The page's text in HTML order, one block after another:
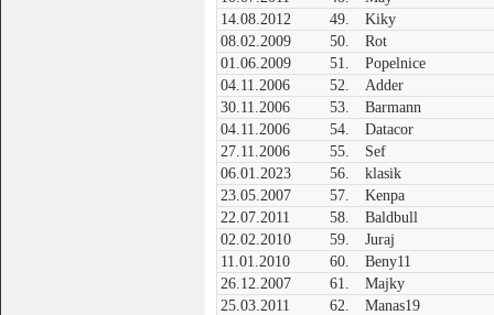
14.08.2012
49.
Kiky
08.02.2009
50.
Rot
01.06.2009
51.
Popelnice
04.11.2006
52.
Adder
30.11.2006
53.
Barmann
04.11.2006
54.
Datacor
27.11.2006
55.
Sef
06.01.2023
56.
klasik
23.05.2007
57.
Kenpa
22.07.2011
58.
Baldbull
02.02.2010
59.
Juraj
11.01.2010
60.
Beny11
26.12.2007
61.
Majky
25.03.2011
62.
Manas19